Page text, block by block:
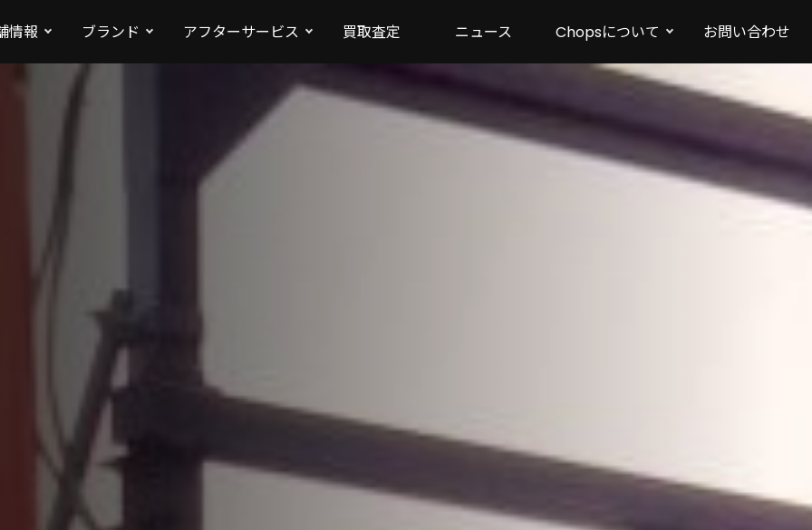
情報 ブランド アフターサービス 買取査定 ニュース Chopsについて お問い合わせ